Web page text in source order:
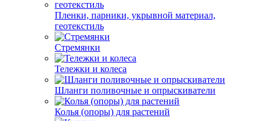
Пленки, парники, укрывной материал,
геотекстиль
Стремянки
Тележки и колеса
Шланги поливочные и опрыскиватели
Колья (опоры) для растений